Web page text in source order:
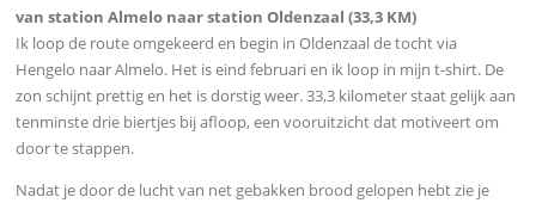
van station Almelo naar station Oldenzaal (33,3 KM)
Ik loop de route omgekeerd en begin in Oldenzaal de tocht via
Hengelo naar Almelo. Het is eind februari en ik loop in mijn t-shirt. De
zon schijnt prettig en het is dorstig weer. 33,3 kilometer staat gelijk aan
tenminste drie biertjes bij afloop, een vooruitzicht dat motiveert om
door te stappen.
Nadat je door de lucht van net gebakken brood gelopen hebt zie je